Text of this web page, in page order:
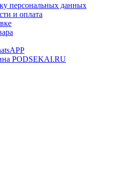
персональных данных
и оплата
PODSEKAI.RU